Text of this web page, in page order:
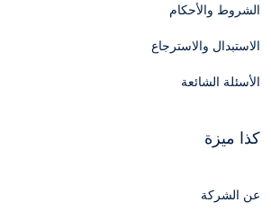
الشروط والأحكام
الاستبدال والاسترجاع
الأسئلة الشائعة
كذا ميزة
عن الشركة